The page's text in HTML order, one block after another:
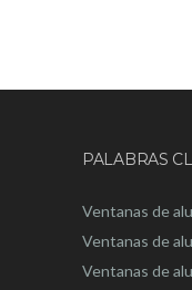
PALABRAS
Ventanas de
Ventanas de
Ventanas de